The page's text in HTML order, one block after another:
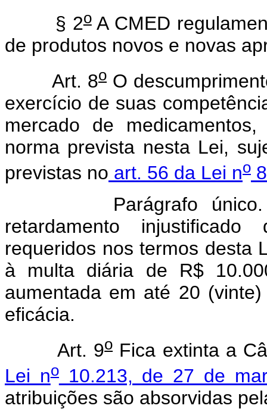
§ 2oA CMED
de produtos novos e novas
Art. 8o O
exercício de suas
mercado de
norma prevista nesta Lei,
previstas no art. 56 da Lei no
Parágrafo único. A
retardamento
requeridos nos termos desta
à multa diária de R$
aumentada em até 20
eficácia.
Art. 9oFica extinta a
Lei no10.213, de 27 de
atribuições são absorvidas